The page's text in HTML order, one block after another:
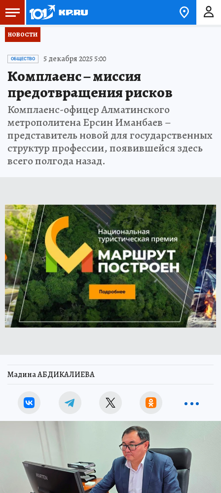
НОВОСТИ
ОБЩЕСТВО 5 декабря 2025 5:00
Комплаенс – миссия
предотвращения рисков
Комплаенс-офицер Алматинского
метрополитена Ерсин Иманбаев –
представитель новой для государственных
структур профессии, появившейся здесь
всего полгода назад.
Мадина АБДИКАЛИЕВА